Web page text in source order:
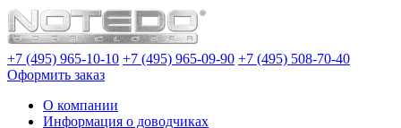
+7 (495) 965-10-10 +7 (495) 965-09-90 +7 (495) 508-70-40
Оформить заказ
О компании
Информация о доводчиках